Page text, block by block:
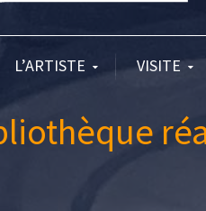
L’ARTISTE VISITE